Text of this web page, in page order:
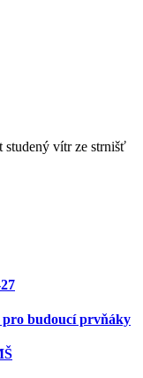
studený vítr ze strnišť
budoucí prvňáky